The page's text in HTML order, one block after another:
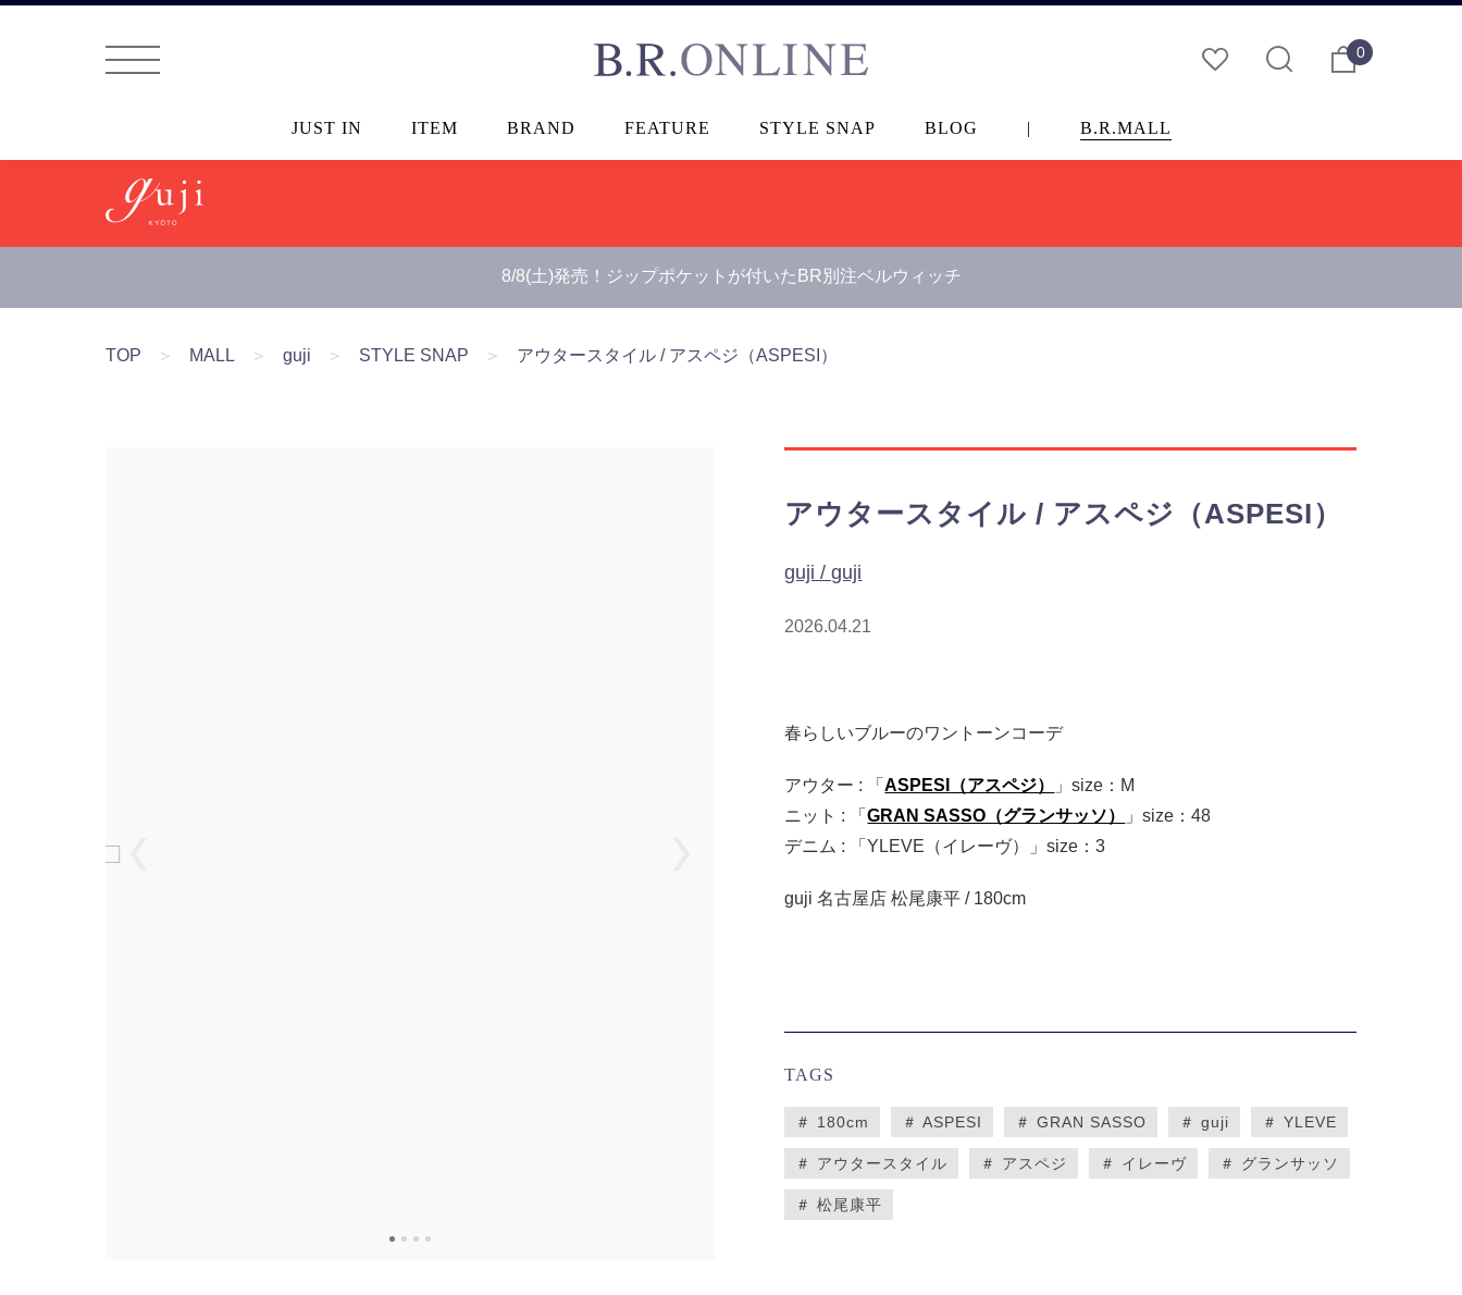
0
JUST IN ITEM BRAND FEATURE STYLE SNAP BLOG | B.R.MALL
8/8(土)発売！ジップポケットが付いたBR別注ベルウィッチ
TOP ＞ MALL ＞ guji ＞ STYLE SNAP ＞ アウタースタイル / アスペジ（ASPESI）
アウタースタイル / アスペジ（ASPESI）
guji / guji
2026.04.21
春らしいブルーのワントーンコーデ
アウター : 「ASPESI（アスペジ）
」size：M
ニット : 「GRAN SASSO（グランサッソ）
」size：48
デニム : 「YLEVE（イレーヴ）」size：3
guji 名古屋店 松尾康平 / 180cm
TAGS
＃ 180cm ＃ ASPESI ＃ GRAN SASSO ＃ guji ＃ YLEVE
＃ アウタースタイル ＃ アスペジ ＃ イレーヴ ＃ グランサッソ
＃ 松尾康平